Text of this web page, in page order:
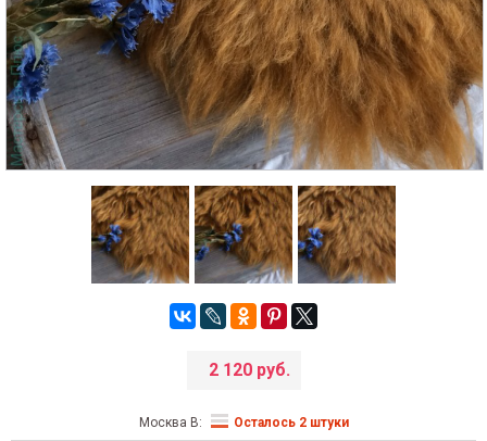
2 120 руб.
Москва В: Осталось 2 штуки